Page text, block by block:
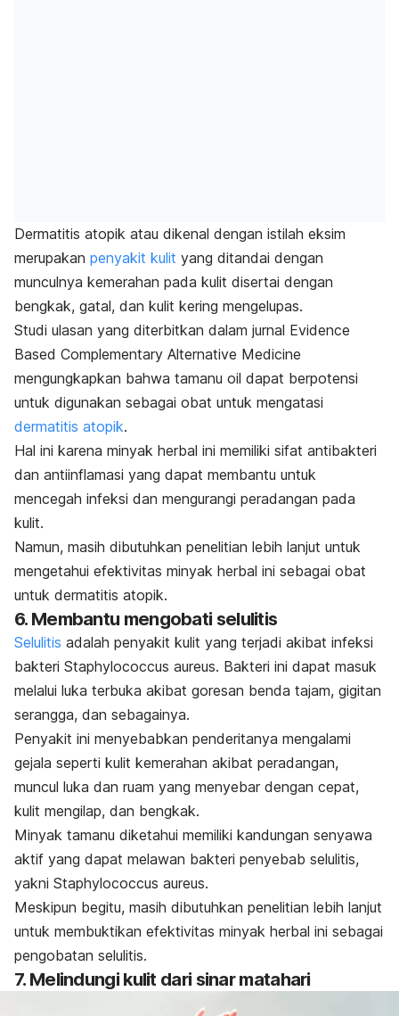
Dermatitis atopik atau dikenal dengan istilah eksim
merupakan penyakit kulit yang ditandai dengan
munculnya kemerahan pada kulit disertai dengan
bengkak, gatal, dan kulit kering mengelupas.
Studi ulasan yang diterbitkan dalam jurnal Evidence
Based Complementary Alternative Medicine
mengungkapkan bahwa tamanu oil dapat berpotensi
untuk digunakan sebagai obat untuk mengatasi
dermatitis atopik.
Hal ini karena minyak herbal ini memiliki sifat antibakteri
dan antiinflamasi yang dapat membantu untuk
mencegah infeksi dan mengurangi peradangan pada
kulit.
Namun, masih dibutuhkan penelitian lebih lanjut untuk
mengetahui efektivitas minyak herbal ini sebagai obat
untuk dermatitis atopik.
6. Membantu mengobati selulitis
Selulitis adalah penyakit kulit yang terjadi akibat infeksi
bakteri Staphylococcus aureus. Bakteri ini dapat masuk
melalui luka terbuka akibat goresan benda tajam, gigitan
serangga, dan sebagainya.
Penyakit ini menyebabkan penderitanya mengalami
gejala seperti kulit kemerahan akibat peradangan,
muncul luka dan ruam yang menyebar dengan cepat,
kulit mengilap, dan bengkak.
Minyak tamanu diketahui memiliki kandungan senyawa
aktif yang dapat melawan bakteri penyebab selulitis,
yakni Staphylococcus aureus.
Meskipun begitu, masih dibutuhkan penelitian lebih lanjut
untuk membuktikan efektivitas minyak herbal ini sebagai
pengobatan selulitis.
7. Melindungi kulit dari sinar matahari